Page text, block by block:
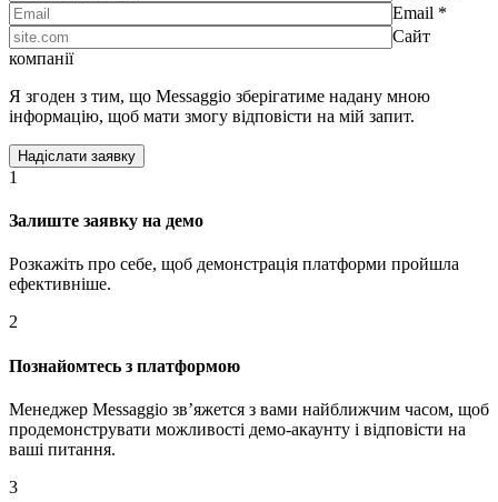
Email *
Сайт
компанії
Я згоден з тим, що Messaggio зберігатиме надану мною
інформацію, щоб мати змогу відповісти на мій запит.
1
Залиште заявку на демо
Розкажіть про себе, щоб демонстрація платформи пройшла
ефективніше.
2
Познайомтесь з платформою
Менеджер Messaggio звʼяжется з вами найближчим часом, щоб
продемонструвати можливості демо-акаунту і відповісти на
ваші питання.
3